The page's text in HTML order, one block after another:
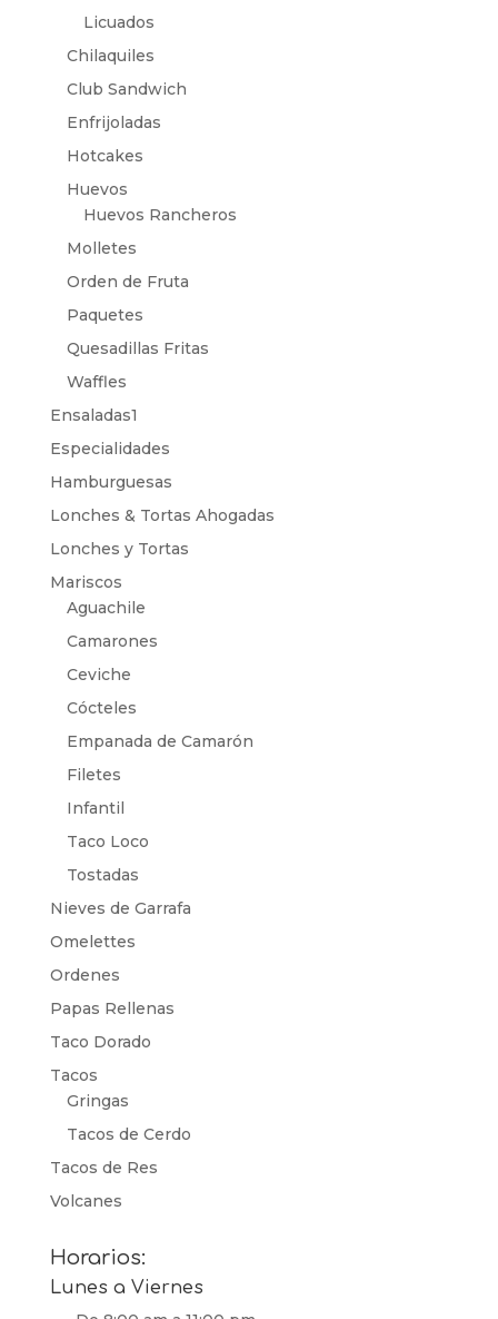
Licuados
Chilaquiles
Club Sandwich
Enfrijoladas
Hotcakes
Huevos
Huevos Rancheros
Molletes
Orden de Fruta
Paquetes
Quesadillas Fritas
Waffles
Ensaladas1
Especialidades
Hamburguesas
Lonches & Tortas Ahogadas
Lonches y Tortas
Mariscos
Aguachile
Camarones
Ceviche
Cócteles
Empanada de Camarón
Filetes
Infantil
Taco Loco
Tostadas
Nieves de Garrafa
Omelettes
Ordenes
Papas Rellenas
Taco Dorado
Tacos
Gringas
Tacos de Cerdo
Tacos de Res
Volcanes
Horarios:
Lunes a Viernes